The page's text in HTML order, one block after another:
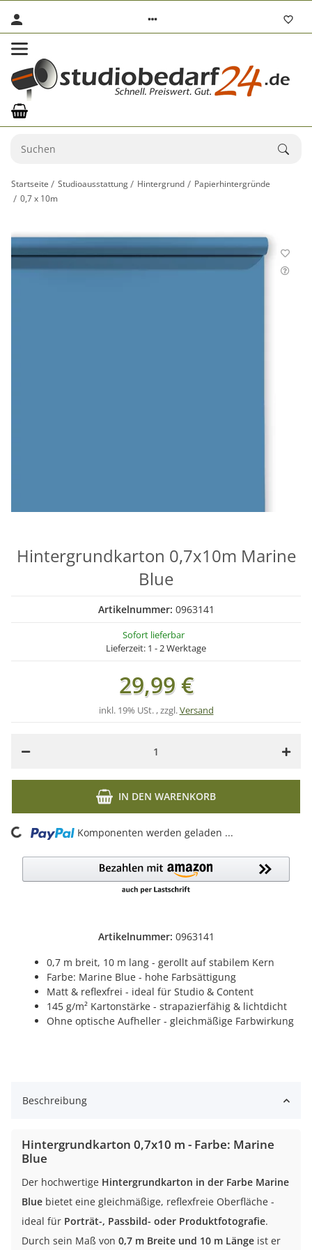
Startseite Studioausstattung Hintergrund
Papierhintergründe
0,7 x 10m
Artikelnummer: 0963141
0,7 m breit, 10 m lang - gerollt auf stabilem Kern
Farbe: Marine Blue - hohe Farbsättigung
Matt & reflexfrei - ideal für Studio & Content
145 g/m² Kartonstärke - strapazierfähig & lichtdicht
Ohne optische Aufheller - gleichmäßige Farbwirkung
Hintergrundkarton 0,7x10m Marine
Blue
Artikelnummer: 0963141
Sofort lieferbar
Lieferzeit: 1 - 2 Werktage
29,99 €
inkl. 19% USt. , zzgl.Versand
IN DEN WARENKORB
Komponenten werden geladen ...
Beschreibung
Hintergrundkarton 0,7x10 m - Farbe: Marine
Blue
Der hochwertige Hintergrundkarton in der Farbe Marine
Blue bietet eine gleichmäßige, reflexfreie Oberfläche -
ideal für Porträt-, Passbild- oder Produktfotografie.
Durch sein Maß von 0,7 m Breite und 10 m Länge ist er